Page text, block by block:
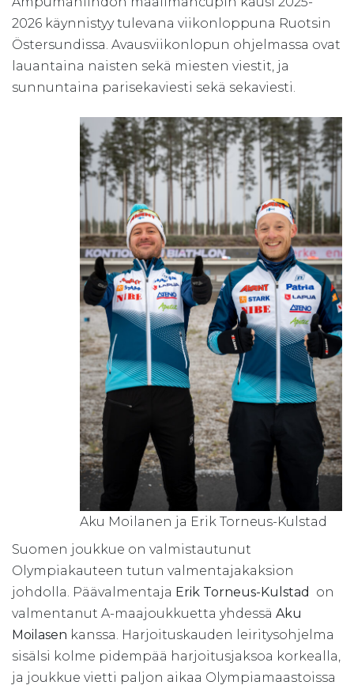
2026 käynnistyy tulevana viikonloppuna Ruotsin
Östersundissa. Avausviikonlopun ohjelmassa ovat
lauantaina naisten sekä miesten viestit, ja
sunnuntaina parisekaviesti sekä sekaviesti.
Aku Moilanen ja Erik Torneus-Kulstad
Suomen joukkue on valmistautunut
Olympiakauteen tutun valmentajakaksion
johdolla. Päävalmentaja Erik Torneus-Kulstad
on
valmentanut A-maajoukkuetta yhdessä Aku
Moilasen kanssa. Harjoituskauden leiritysohjelma
sisälsi kolme pidempää harjoitusjaksoa korkealla,
ja joukkue vietti paljon aikaa Olympiamaastoissa